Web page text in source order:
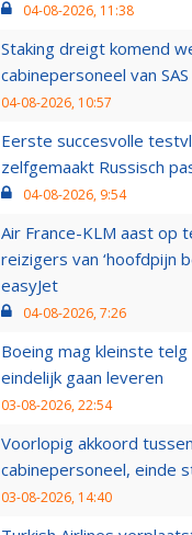
04-08-2026, 11:38
Staking dreigt komend
cabinepersoneel van
04-08-2026, 10:57
Eerste succesvolle
zelfgemaakt Russisch
04-08-2026, 9:54
Air France-KLM aast op
reizigers van ‘hoofdpijn
easyJet
04-08-2026, 7:26
Boeing mag kleinste
eindelijk gaan leveren
03-08-2026, 22:54
Voorlopig akkoord
cabinepersoneel, einde
03-08-2026, 14:40